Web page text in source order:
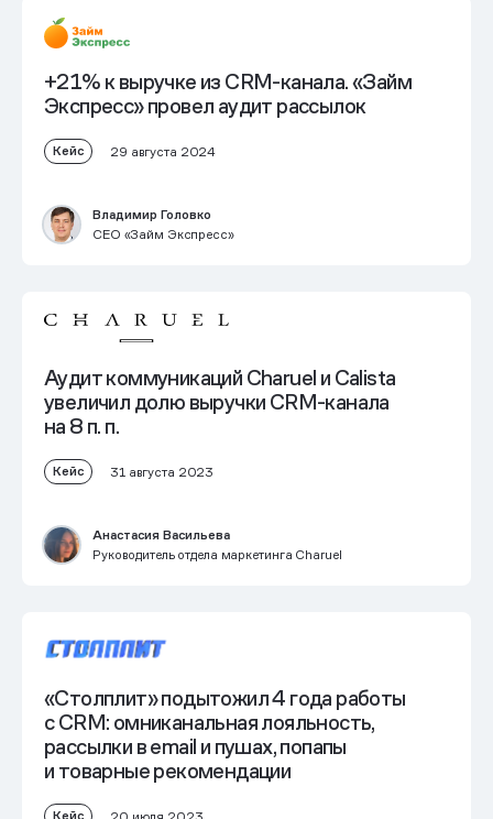
+21% к выручке из CRM-канала. «Займ
Экспресс» провел аудит рассылок
Кейс 29 августа 2024
Владимир Головко
CEO «Займ Экспресс»
Аудит коммуникаций Charuel и Calista
увеличил долю выручки CRM-канала
на 8 п. п.
Кейс 31 августа 2023
Анастасия Васильева
Руководитель отдела маркетинга Charuel
«Столплит» подытожил 4 года работы
с CRM: омниканальная лояльность,
рассылки в email и пушах, попапы
и товарные рекомендации